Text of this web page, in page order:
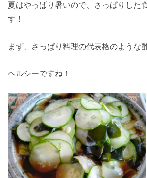
夏はやっぱり暑いので、さっぱりした
す！
まず、さっぱり料理の代表格のような
ヘルシーですね！